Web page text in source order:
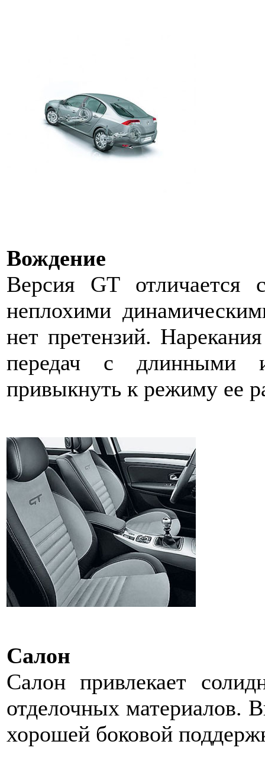
Вождение
Версия GT отличается
неплохими
нет претензий.
передач с длинными
привыкнуть к режиму ее
Салон
Салон привлекает
отделочных материалов.
хорошей боковой